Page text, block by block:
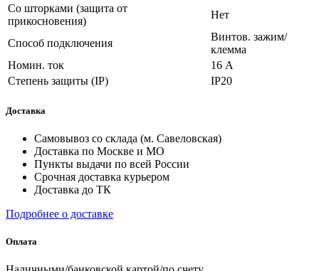
Со шторками (защита от
прикосновения)
Нет
Способ подключения
Винтов. зажим/
клемма
Номин. ток
16 А
Степень защиты (IP)
IP20
Доставка
Самовывоз со склада (м. Савеловская)
Доставка по Москве и МО
Пункты выдачи по всей России
Срочная доставка курьером
Доставка до ТК
Подробнее о доставке
Оплата